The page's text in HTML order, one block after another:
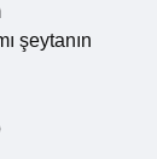
şeytanın